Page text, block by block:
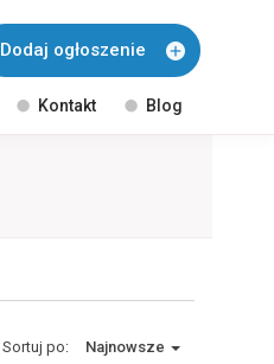
Dodaj ogłoszenie
Kontakt Blog
Sortuj po: Najnowsze